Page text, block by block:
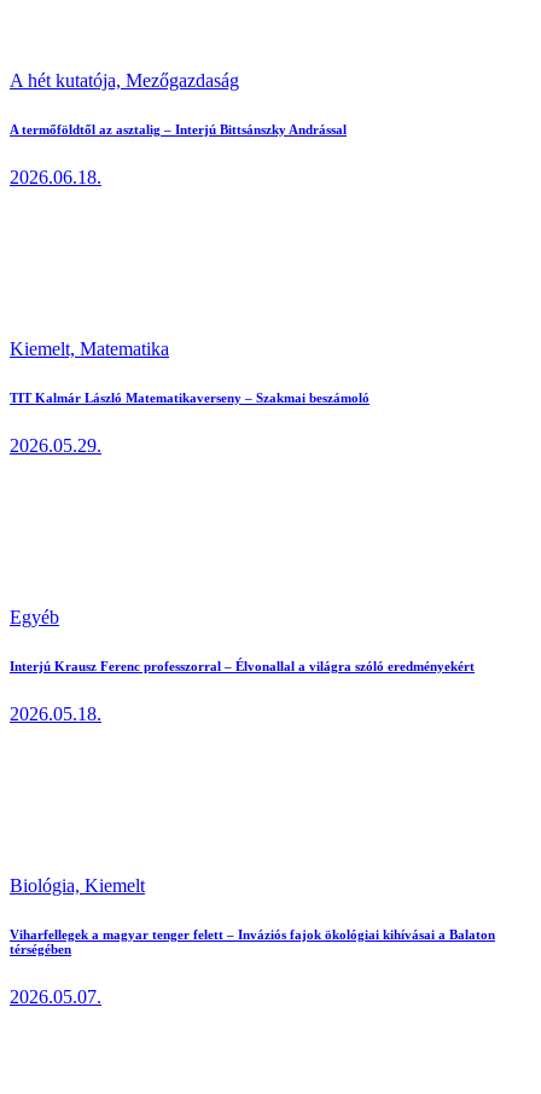
A hét kutatója, Mezőgazdaság
A termőföldtől az asztalig – Interjú Bittsánszky Andrással
2026.06.18.
Kiemelt, Matematika
TIT Kalmár László Matematikaverseny – Szakmai beszámoló
2026.05.29.
Egyéb
Interjú Krausz Ferenc professzorral – Élvonallal a világra szóló eredményekért
2026.05.18.
Biológia, Kiemelt
Viharfellegek a magyar tenger felett – Inváziós fajok ökológiai kihívásai a Balaton
térségében
2026.05.07.